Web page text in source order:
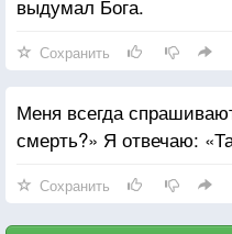
выдумал Бога.
Сохранить
Меня всегда
смерть?» Я отвечаю:
Сохранить